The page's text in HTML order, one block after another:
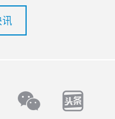
wechat